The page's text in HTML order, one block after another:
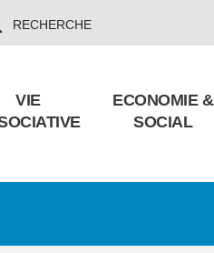
RECHERCHE
VIE
ECONOMIE &
SOCIAL